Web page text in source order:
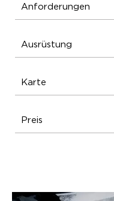
Anforderungen
Ausrüstung
Karte
Preis